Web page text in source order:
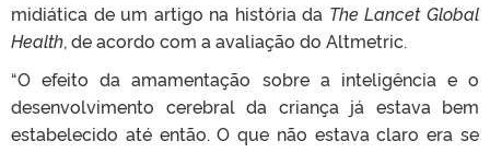
midiática de um artigo na história da The Lancet Global
Health, de acordo com a avaliação do Altmetric.
“O efeito da amamentação sobre a inteligência e o
desenvolvimento cerebral da criança já estava bem
estabelecido até então. O que não estava claro era se